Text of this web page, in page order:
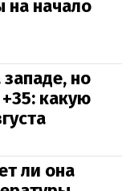
на начало
но
какую
ли она